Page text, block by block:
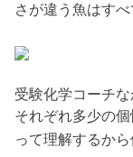
さが違う魚はす
受験化学コーチな
それぞれ多少の
って理解するか